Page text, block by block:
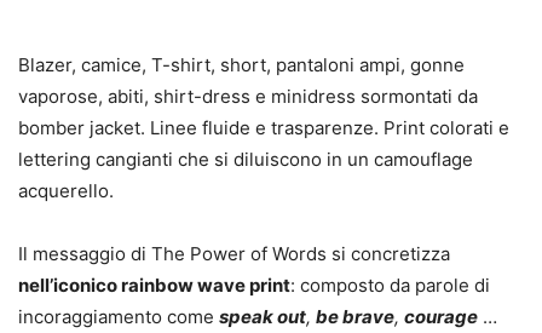
Blazer, camice, T-shirt, short, pantaloni ampi, gonne
vaporose, abiti, shirt-dress e minidress sormontati da
bomber jacket. Linee fluide e trasparenze. Print colorati e
lettering cangianti che si diluiscono in un camouflage
acquerello.
Il messaggio di The Power of Words si concretizza
nell’iconico rainbow wave print: composto da parole di
incoraggiamento come speak out, be brave, courage …